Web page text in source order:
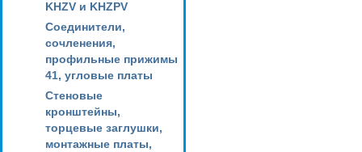
KHZV и KHZPV
Соединители,
сочленения,
профильные прижимы
41, угловые платы
Стеновые
кронштейны,
торцевые заглушки,
монтажные платы,